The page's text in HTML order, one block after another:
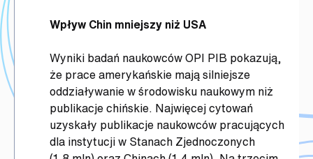
Wpływ Chin mniejszy niż USA
Wyniki badań naukowców OPI PIB pokazują,
że prace amerykańskie mają silniejsze
oddziaływanie w środowisku naukowym niż
publikacje chińskie. Najwięcej cytowań
uzyskały publikacje naukowców pracujących
dla instytucji w Stanach Zjednoczonych